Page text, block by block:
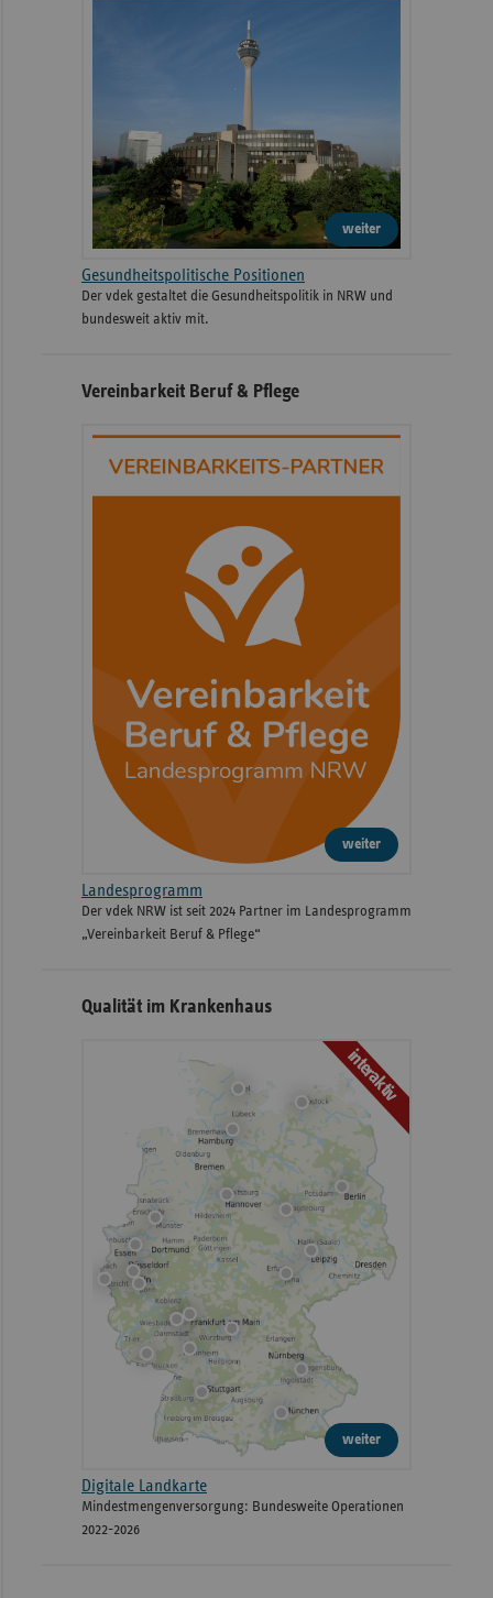
weiter
Gesundheitspolitische Positionen
Der vdek gestaltet die Gesundheitspolitik in NRW und
bundesweit aktiv mit.
Vereinbarkeit Beruf & Pflege
weiter
Landesprogramm
Der vdek NRW ist seit 2024 Partner im Landesprogramm
„Vereinbarkeit Beruf & Pflege“
Qualität im Krankenhaus
interaktiv
weiter
Digitale Landkarte
Mindestmengenversorgung: Bundesweite Operationen
2022-2026